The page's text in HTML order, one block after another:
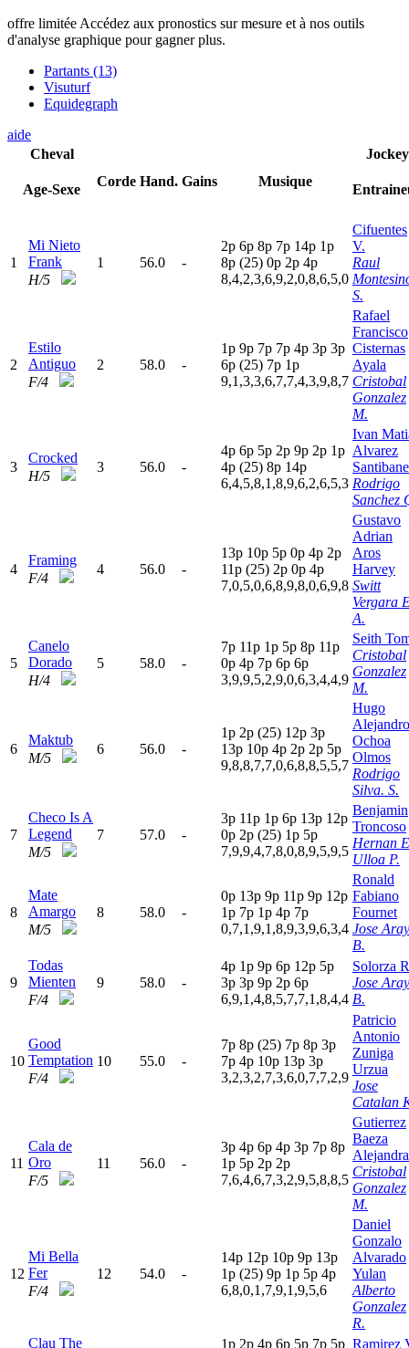
offre limitée Accédez aux pronostics sur mesure et à nos outils
d'analyse graphique pour gagner plus.
Partants (13)
Visuturf
Equidegraph
aide
Cheval
Age-Sexe
Corde Hand. Gains Musique
Jockey
1
Mi Nieto
Frank
H/5
1 56.0 -
2p 6p 8p 7p 14p 1p
8p (25) 0p 2p 4p
8,4,2,3,6,9,2,0,8,6,5,0
Cifuentes
V.
Raul
S.
2
Estilo
Antiguo
F/4
2 58.0 -
1p 9p 7p 7p 4p 3p 3p
6p (25) 7p 1p
9,1,3,3,6,7,7,4,3,9,8,7
Rafael
Francisco
Cisternas
Ayala
Cristobal
Gonzalez
M.
3
Crocked
H/5
3 56.0 -
4p 6p 5p 2p 9p 2p 1p
4p (25) 8p 14p
6,4,5,8,1,8,9,6,2,6,5,3
Ivan
Alvarez
Rodrigo
Sanchez
4
Framing
F/4
4 56.0 -
13p 10p 5p 0p 4p 2p
11p (25) 2p 0p 4p
7,0,5,0,6,8,9,8,0,6,9,8
Gustavo
Adrian
Aros
Harvey
Switt
Vergara
A.
5
Canelo
Dorado
H/4
5 58.0 -
7p 11p 1p 5p 8p 11p
0p 4p 7p 6p 6p
3,9,9,5,2,9,0,6,3,4,4,9
Seith
Cristobal
Gonzalez
M.
6
Maktub
M/5
6 56.0 -
1p 2p (25) 12p 3p
13p 10p 4p 2p 2p 5p
9,8,8,7,7,0,6,8,8,5,5,7
Hugo
Alejandro
Ochoa
Olmos
Rodrigo
Silva. S.
7
Checo Is A
Legend
M/5
7 57.0 -
3p 11p 1p 6p 13p 12p
0p 2p (25) 1p 5p
7,9,9,4,7,8,0,8,9,5,9,5
Benjamin
Troncoso
Hernan
Ulloa P.
8
Mate
Amargo
M/5
8 58.0 -
0p 13p 9p 11p 9p 12p
1p 7p 1p 4p 7p
0,7,1,9,1,8,9,3,9,6,3,4
Ronald
Fabiano
Fournet
Jose
B.
9
Todas
Mienten
F/4
9 58.0 -
4p 1p 9p 6p 12p 5p
3p 3p 9p 2p 6p
6,9,1,4,8,5,7,7,1,8,4,4
Solorza
Jose
B.
10
Good
Temptation
F/4
10 55.0 -
7p 8p (25) 7p 8p 3p
7p 4p 10p 13p 3p
3,2,3,2,7,3,6,0,7,7,2,9
Patricio
Antonio
Zuniga
Urzua
Jose
Catalan
11
Cala de
Oro
F/5
11 56.0 -
3p 4p 6p 4p 3p 7p 8p
1p 5p 2p 2p
7,6,4,6,7,3,2,9,5,8,8,5
Gutierrez
Baeza
Alejandra
Cristobal
Gonzalez
M.
12
Mi Bella
Fer
F/4
12 54.0 -
14p 12p 10p 9p 13p
1p (25) 9p 1p 5p 4p
6,8,0,1,7,9,1,9,5,6
Daniel
Gonzalo
Alvarado
Yulan
Alberto
Gonzalez
R.
Clau The
1p 2p 4p 6p 5p 7p 5p Ramirez